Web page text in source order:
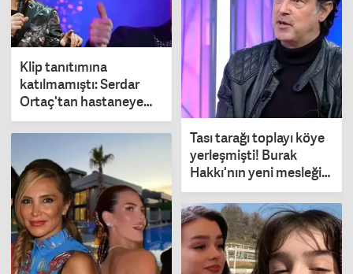
Klip tanıtımına
katılmamıştı: Serdar
Ortaç'tan hastaneye
kaldırıldı iddialarına
yanıt!
Tası tarağı toplayı köye
yerleşmişti! Burak
Hakkı'nın yeni mesleği
gündem oldu